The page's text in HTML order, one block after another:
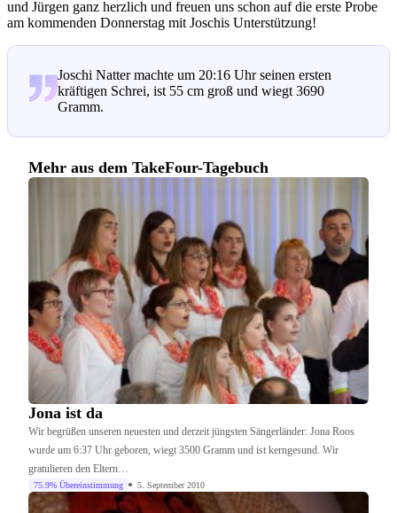
und Jürgen ganz herzlich und freuen uns schon auf die erste Probe
am kommenden Donnerstag mit Joschis Unterstützung!
Joschi Natter machte um 20:16 Uhr seinen ersten
kräftigen Schrei, ist 55 cm groß und wiegt 3690
Gramm.
Mehr aus dem TakeFour-Tagebuch
Jona ist da
Wir begrüßen unseren neuesten und derzeit jüngsten Sängerländer: Jona Roos
wurde um 6:37 Uhr geboren, wiegt 3500 Gramm und ist kerngesund. Wir
gratulieren den Eltern…
75.9% Übereinstimmung 5. September 2010